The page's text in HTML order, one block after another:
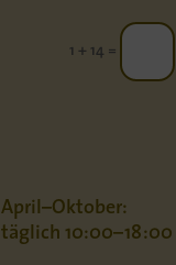
1 + 14 =
April–Oktober:
täglich 10:00–18:00